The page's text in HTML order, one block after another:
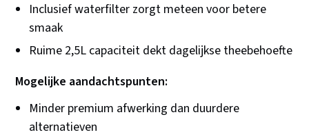
Inclusief waterfilter zorgt meteen voor betere
smaak
Ruime 2,5L capaciteit dekt dagelijkse theebehoefte
Mogelijke aandachtspunten:
Minder premium afwerking dan duurdere
alternatieven